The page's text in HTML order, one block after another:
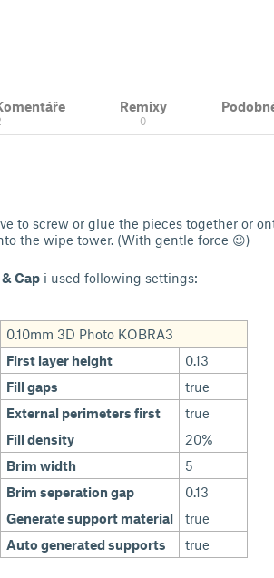
Remixy
0
to screw or glue the pieces together or
the wipe tower. (With gentle force 😉)
Cap i used following settings:
0.10mm 3D Photo KOBRA3
First layer height
0.13
Fill gaps
true
External perimeters first
true
Fill density 20%
Brim width
5
Brim seperation gap
0.13
Generate support material
true
Auto generated supports
true